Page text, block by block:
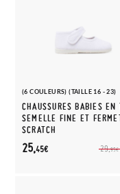
(6 COULEURS) (TAILLE 16 - 23)
CHAUSSURES BABIES EN
SEMELLE FINE ET
SCRATCH
29,95€
25,45€